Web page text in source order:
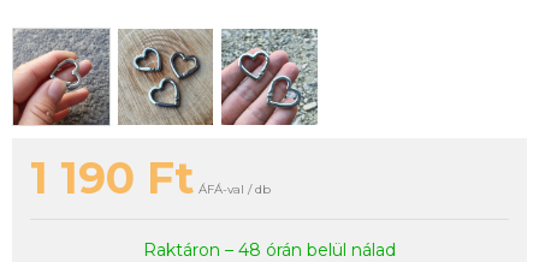
1 190 Ft ÁFÁ-val / db
Raktáron – 48 órán belül nálad